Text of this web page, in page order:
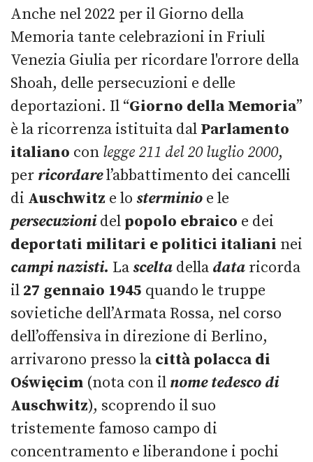
Anche nel 2022 per il Giorno della
Memoria tante celebrazioni in Friuli
Venezia Giulia per ricordare l'orrore della
Shoah, delle persecuzioni e delle
deportazioni. Il “Giorno della Memoria”
è la ricorrenza istituita dal Parlamento
italiano con legge 211 del 20 luglio 2000,
per ricordarel’abbattimento dei cancelli
di Auschwitz e lo sterminio e le
persecuzionidel popolo ebraico e dei
deportati militari e politici italiani nei
campi nazisti. Lascelta della data ricorda
il 27 gennaio 1945 quando le truppe
sovietiche dell’Armata Rossa, nel corso
dell’offensiva in direzione di Berlino,
arrivarono presso la città polacca di
Oświęcim (nota con il nome tedesco di
Auschwitz), scoprendo il suo
tristemente famoso campo di
concentramento e liberandone i pochi